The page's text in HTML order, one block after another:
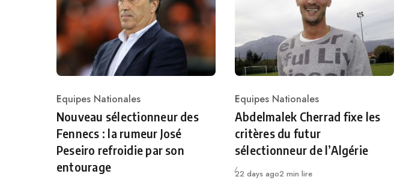
Category
Equipes Nationales
Nouveau sélectionneur des
Fennecs : la rumeur José
Peseiro refroidie par son
entourage
Category
Equipes Nationales
Abdelmalek Cherrad fixe les
critères du futur
sélectionneur de l’Algérie
Publié
22 days ago2 min lire